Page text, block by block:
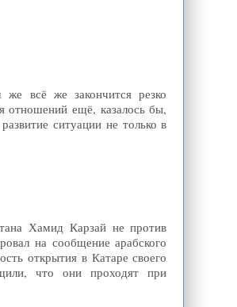
всё же закончится резко
отношений ещё, казалось бы,
ситуации не только в
Хамид Карзай не против
на сообщение арабского
открытия в Катаре своего
что они проходят при